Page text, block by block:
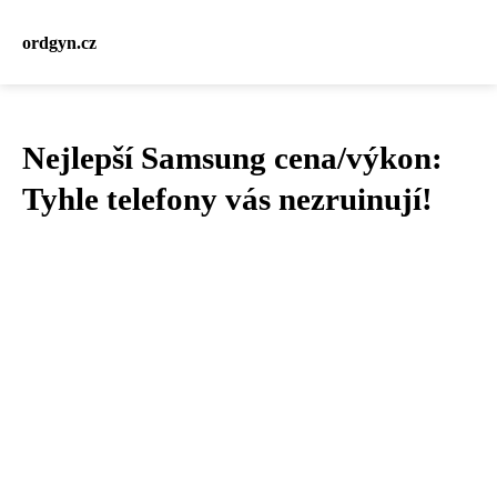
ordgyn.cz
Nejlepší Samsung cena/výkon:
Tyhle telefony vás nezruinují!